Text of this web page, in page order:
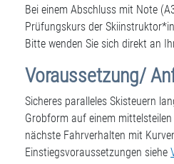
Bei einem Abschluss mit Note
Prüfungskurs der
Bitte wenden Sie sich direkt an
Voraussetzung/
Sicheres paralleles Skisteuern
Grobform auf einem
nächste Fahrverhalten mit
Einstiegsvoraussetzungen siehe